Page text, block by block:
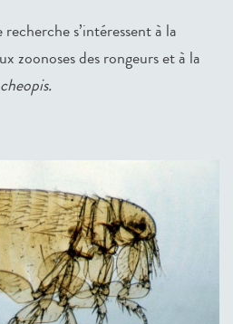
s’intéressent à la
zoonoses des rongeurs et à la